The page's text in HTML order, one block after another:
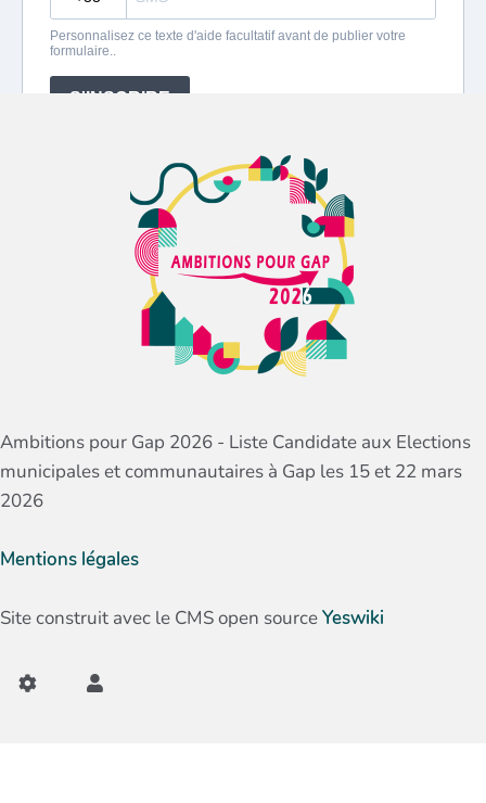
Ambitions pour Gap 2026 - Liste Candidate aux Elections
municipales et communautaires à Gap les 15 et 22 mars
2026
Mentions légales
Site construit avec le CMS open sourceYeswiki